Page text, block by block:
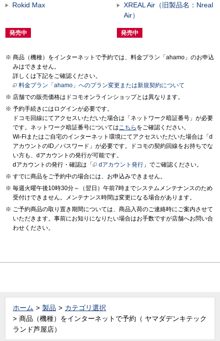
Rokid Max
発売中
XREAL Air（旧製品名：Nreal
Air）
発売中
商品（機種）をインターネットで予約では、料金プラン「ahamo」のお申込
みはできません。
詳しくは下記をご確認ください。
料金プラン「ahamo」へのプラン変更または新規契約について
店舗での販売価格はドコモオンラインショップとは異なります。
予約手続きにはログインが必要です。
ドコモ回線にてアクセスいただいた場合は「ネットワーク暗証番号」が必要
です。ネットワーク暗証番号については こちら をご確認ください。
Wi-Fiまたはご自宅のインターネット環境にてアクセスいただいた場合は「d
アカウントのID／パスワード」が必要です。ドコモの契約回線をお持ちでな
い方も、dアカウントの発行が可能です。
dアカウントの発行・確認は「
dアカウント発行 」でご確認ください。
すでに商品をご予約中の場合には、お申込みできません。
毎週火曜午後10時30分～（翌日）午前7時までシステムメンテナンスのため
受付けできません。メンテナンス時間は変更になる場合があります。
ご予約商品の取り置き期間については、商品入荷のご連絡時にご案内させて
いただきます。事前にお知りになりたい場合はお手数ですが店舗へお問い合
わせください。
ホーム 製品
カテゴリ選択
商品（機種）をインターネットで予約（ ヤマダデンキテック
ランド芦屋店）